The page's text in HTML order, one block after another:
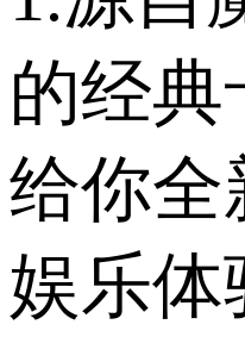
的经典
给你全
娱乐体